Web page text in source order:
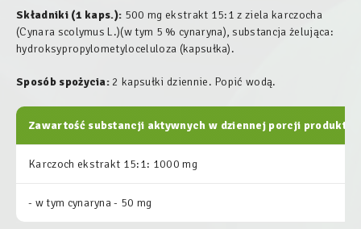
Składniki (1 kaps.): 500 mg ekstrakt 15:1 z ziela karczocha
(Cynara scolymus L.)(w tym 5 % cynaryna), substancja żelująca:
hydroksypropylometyloceluloza (kapsułka).
Sposób spożycia: 2 kapsułki dziennie. Popić wodą.
Zawartość substancji aktywnych w dziennej porcji produktu:
Karczoch ekstrakt 15:1: 1000 mg
- w tym cynaryna - 50 mg